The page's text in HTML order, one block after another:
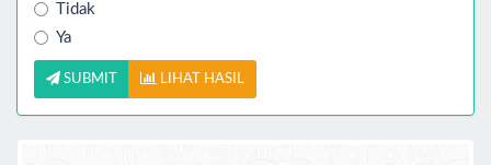
Tidak
Ya
SUBMIT LIHAT HASIL